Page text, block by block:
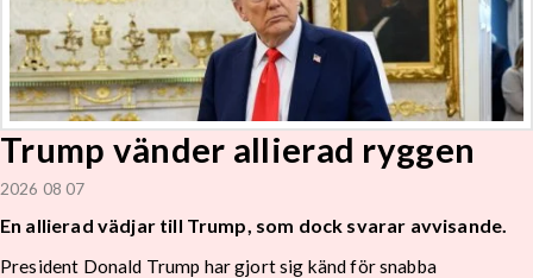
Trump vänder allierad ryggen
2026 08 07
En allierad vädjar till Trump, som dock svarar avvisande.
President Donald Trump har gjort sig känd för snabba